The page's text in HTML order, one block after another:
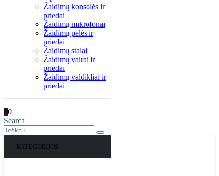
Žaidimų konsolės ir
priedai
Žaidimų mikrofonai
Žaidimų pelės ir
priedai
Žaidimų stalai
Žaidimų vairai ir
priedai
Žaidimų valdikliai ir
priedai
00
Search
KATEGORIJOS